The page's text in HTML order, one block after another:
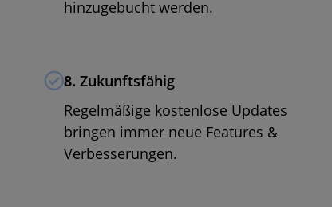
hinzugebucht werden.
8. Zukunftsfähig
Regelmäßige kostenlose Updates
bringen immer neue Features &
Verbesserungen.